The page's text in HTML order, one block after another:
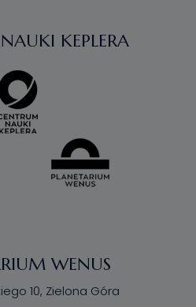
KEPLERA
WENUS
10, Zielona Góra